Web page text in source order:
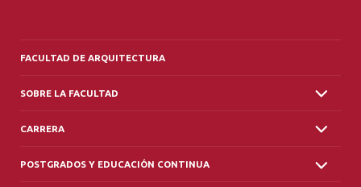
FACULTAD DE ARQUITECTURA
SOBRE LA FACULTAD
CARRERA
POSTGRADOS Y EDUCACIÓN CONTINUA